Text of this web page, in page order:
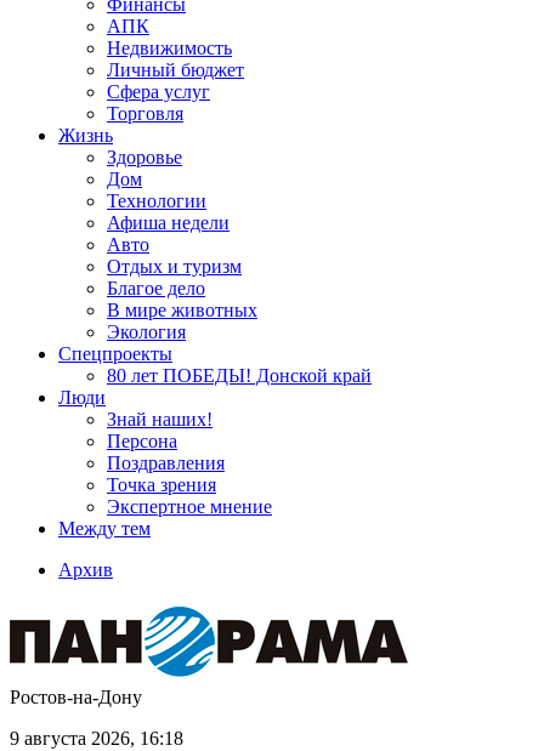
Финансы
АПК
Недвижимость
Личный бюджет
Сфера услуг
Торговля
Жизнь
Здоровье
Дом
Технологии
Афиша недели
Авто
Отдых и туризм
Благое дело
В мире животных
Экология
Спецпроекты
80 лет ПОБЕДЫ! Донской край
Люди
Знай наших!
Персона
Поздравления
Точка зрения
Экспертное мнение
Между тем
Архив
Ростов-на-Дону
9 августа 2026, 16:18